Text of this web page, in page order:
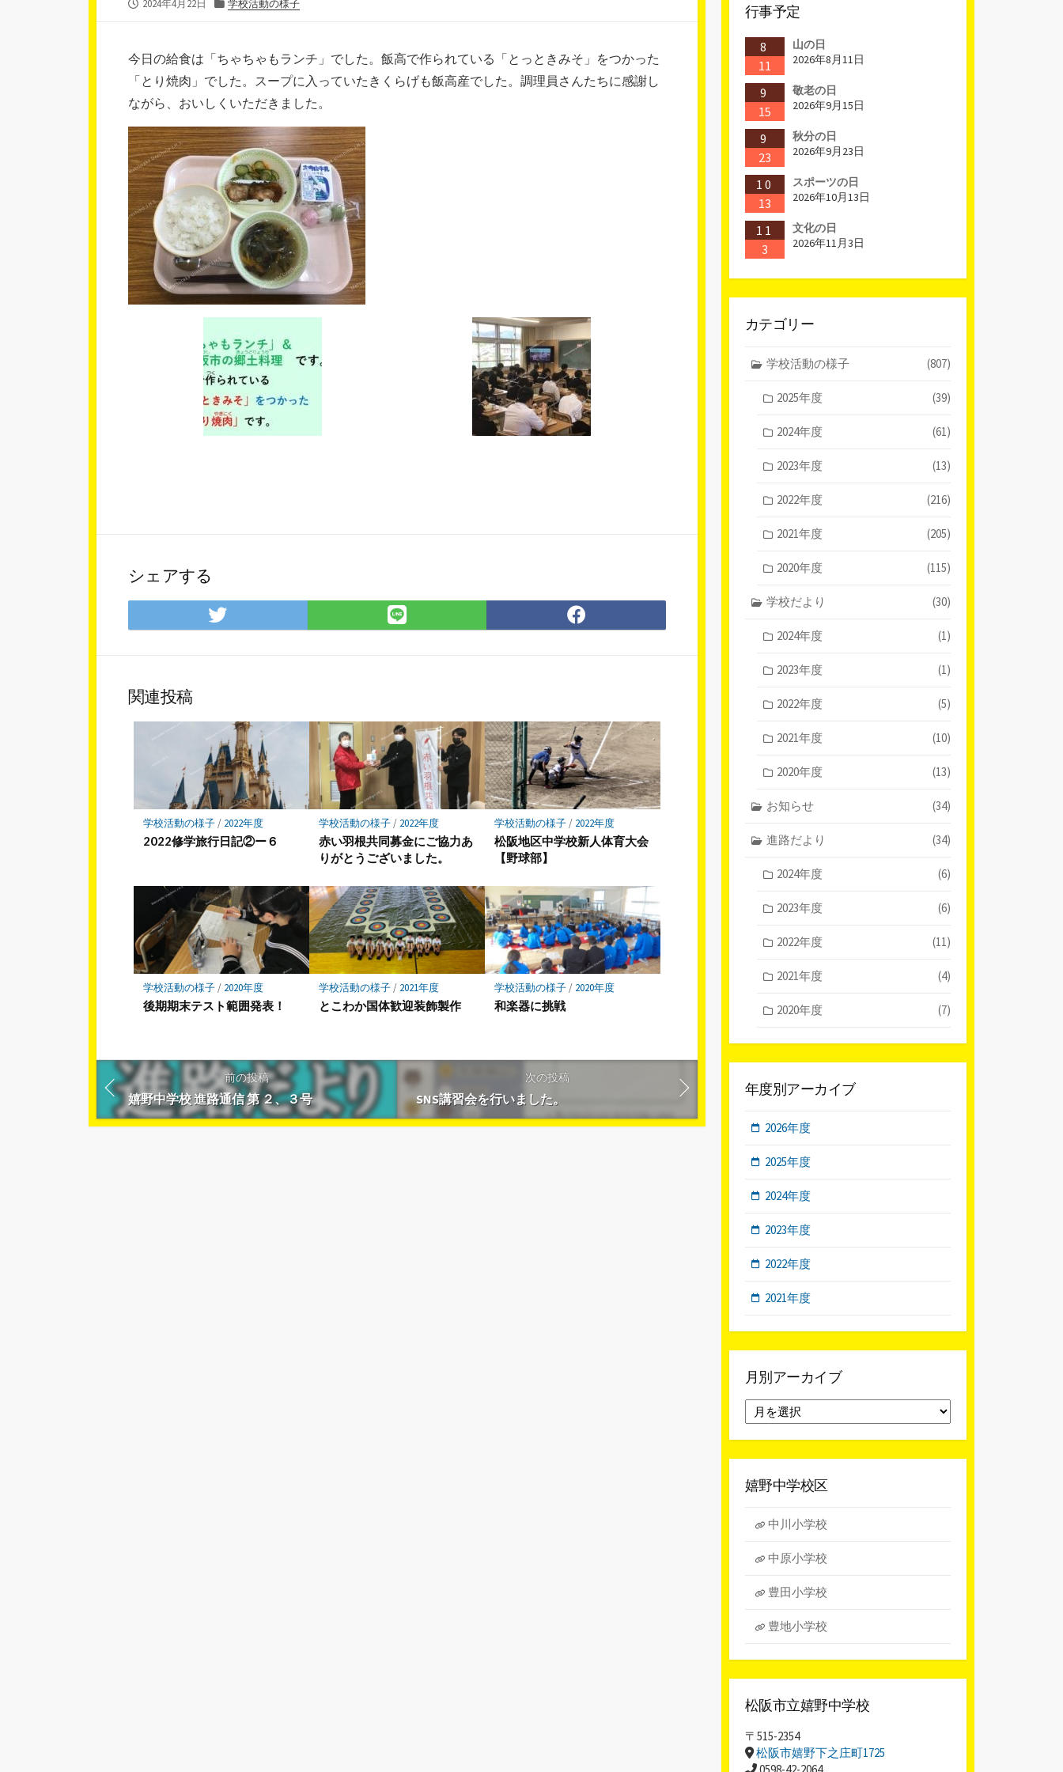
2024年4月22日
ー
学校活動の様子
今日の給食は「ちゃちゃもランチ」でした。飯高で作られている「とっときみそ」をつかった
「とり焼肉」でした。スープに入っていたきくらげも飯高産でした。調理員さんたちに感謝し
ながら、おいしくいただきました。
シェアする
Twitter
で
LINE
で
Facebook
で
関連投稿
学校活動の様子/ 2022年度
2022修学旅行日記②ー６
学校活動の様子/ 2022年度
赤い羽根共同募金にご協力あ
りがとうございました。
学校活動の様子/ 2022年度
松阪地区中学校新人体育大会
【野球部】
学校活動の様子/ 2020年度
後期期末テスト範囲発表！
学校活動の様子/ 2021年度
とこわか国体歓迎装飾製作
学校活動の様子/ 2020年度
和楽器に挑戦
前の投稿
嬉野中学校 進路通信 第 ２、３号
次の投稿
SNS講習会を行いました。
行事予定
8
11
山の日
2026年8月11日
9
15
敬老の日
2026年9月15日
9
23
秋分の日
2026年9月23日
10
13
スポーツの日
2026年10月13日
11
3
文化の日
2026年11月3日
カテゴリー
学校活動の様子 (807)
2025年度 (39)
2024年度 (61)
2023年度 (13)
2022年度 (216)
2021年度 (205)
2020年度 (115)
学校だより (30)
2024年度 (1)
2023年度 (1)
2022年度 (5)
2021年度 (10)
2020年度 (13)
お知らせ (34)
進路だより (34)
2024年度 (6)
2023年度 (6)
2022年度 (11)
2021年度 (4)
2020年度 (7)
年度別アーカイブ
2026年度
2025年度
2024年度
2023年度
2022年度
2021年度
月別アーカイブ
別
ア
ー
イ
嬉野中学校区
中川小学校
中原小学校
豊田小学校
豊地小学校
松阪市立嬉野中学校
〒515-2354
松阪市嬉野下之庄町1725
0598-42-2064